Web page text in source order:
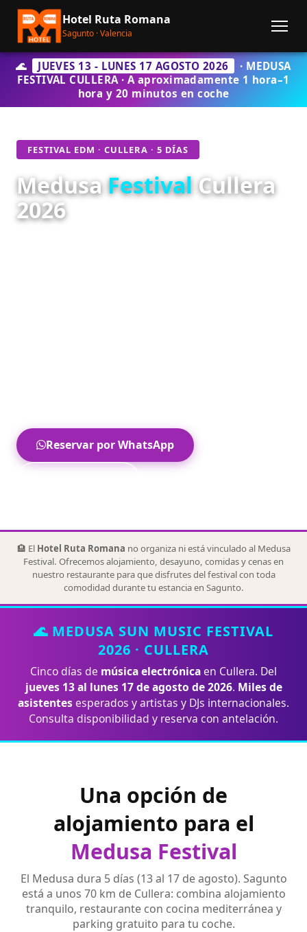
Hotel Ruta Romana
Sagunto · Valencia
🌊 JUEVES 13 - LUNES 17 AGOSTO 2026
· MEDUSA
FESTIVAL CULLERA · A aproximadamente 1 hora–1
hora y 20 minutos en coche
FESTIVAL EDM · CULLERA · 5 DÍAS
MedusaFestivalCullera
2026
Reservar por WhatsApp
🏨 El Hotel Ruta Romana no organiza ni está vinculado al Medusa
Festival. Ofrecemos alojamiento, desayuno, comidas y cenas en
nuestro restaurante para que disfrutes del festival con toda
comodidad durante tu estancia en Sagunto.
🌊 MEDUSA SUN MUSIC FESTIVAL
2026 · CULLERA
Cinco días de música electrónicaen Cullera. Del
jueves 13 al lunes 17 de agosto de 2026. Miles de
asistentesesperados y artistas y DJs internacionales.
Consulta disponibilidad y reserva con antelación.
Una opción de
alojamiento para el
Medusa Festival
El Medusa dura 5 días (13 al 17 de agosto). Sagunto
está a unos 70 km de Cullera: combina alojamiento
tranquilo, restaurante con cocina mediterránea y
parking gratuito para tu coche.